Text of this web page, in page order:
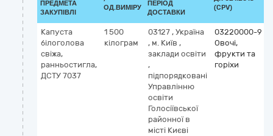
ПРЕДМЕТА
ЗАКУПІВЛІ
ОД.ВИМІРУ
ПЕРІОД
ДОСТАВКИ
(CPV)
Капуста
білоголова
свіжа,
ранньостигла,
ДСТУ 7037
1 500
кілограм
03127 , Україна
, м. Київ ,
заклади освіти
,
підпорядковані
Управлінню
освіти
Голосіївської
районної в
місті Києві
03220000-9
Овочі,
фрукти та
горіхи